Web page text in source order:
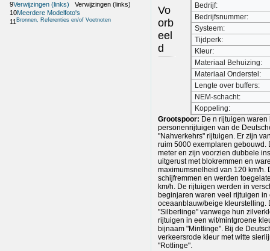
9Verwijzingen (links)
Verwijzingen (links)
10Meerdere Modelfoto's
11Bronnen, Referenties en/of Voetnoten
Bedrijf:
Bedrijfsnummer:
Systeem:
Tijdperk:
Kleur:
Materiaal Behuizing:
Materiaal Onderstel:
Lengte over buffers:
NEM-schacht:
Koppeling:
Vo
orb
eel
d
Grootspoor: De n rijtuigen
personenrijtuigen van de
"Nahverkehrs" rijtuigen. Er zijn
ruim 5000 exemplaren
meter en zijn voorzien dubbele
uitgerust met blokremmen en
maximumsnelheid van 120 km/h.
schijfremmen en werden
km/h. De rijtuigen werden in
beginjaren waren veel rijtuigen
oceaanblauw/beige kleurstelling.
"Silberlinge" vanwege hun
rijtuigen in een wit/mintgroene
bijnaam "Mintlinge". Bij de
verkeersrode kleur met witte
"Rotlinge".